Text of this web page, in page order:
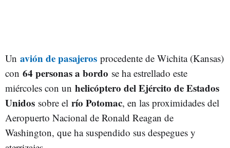
Un avión de pasajeros procedente de Wichita (Kansas)
con 64 personas a bordo se ha estrellado este
miércoles con un helicóptero del Ejército de Estados
Unidos sobre el río Potomac, en las proximidades del
Aeropuerto Nacional de Ronald Reagan de
Washington, que ha suspendido sus despegues y